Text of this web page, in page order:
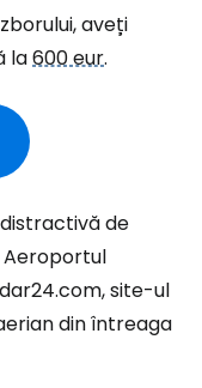
aveți
la600 eur.
de
site-ul
din întreaga